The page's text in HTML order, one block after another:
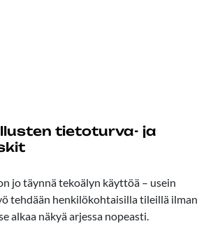
tietoturva- ja
jo täynnä tekoälyn käyttöä – usein
tehdään henkilökohtaisilla tileillä ilman
alkaa näkyä arjessa nopeasti.